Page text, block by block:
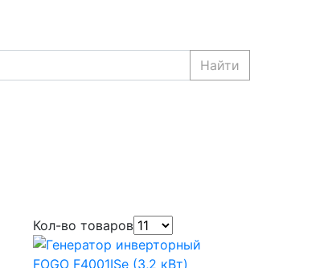
Найти
Кол-во товаров